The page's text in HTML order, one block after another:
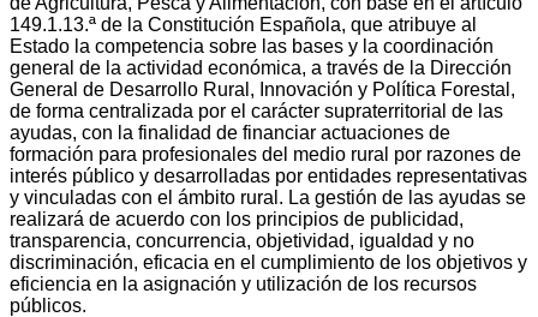
149.1.13.ª de la Constitución Española, que atribuye al
Estado la competencia sobre las bases y la coordinación
general de la actividad económica, a través de la Dirección
General de Desarrollo Rural, Innovación y Política Forestal,
de forma centralizada por el carácter supraterritorial de las
ayudas, con la finalidad de financiar actuaciones de
formación para profesionales del medio rural por razones de
interés público y desarrolladas por entidades representativas
y vinculadas con el ámbito rural. La gestión de las ayudas se
realizará de acuerdo con los principios de publicidad,
transparencia, concurrencia, objetividad, igualdad y no
discriminación, eficacia en el cumplimiento de los objetivos y
eficiencia en la asignación y utilización de los recursos
públicos.